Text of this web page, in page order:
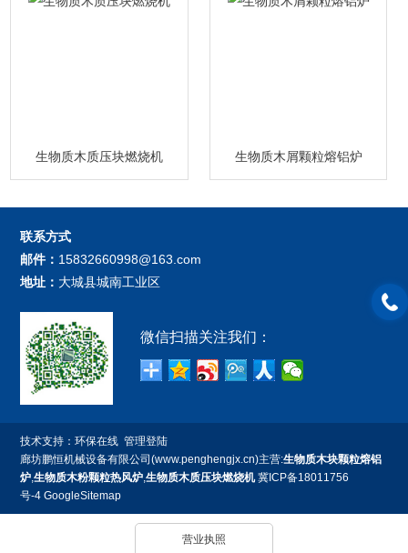
生物质木质压块燃烧机 生物质木屑颗粒熔铝炉
联系方式
邮件： 15832660998@163.com
地址： 大城县城南工业区
微信扫描关注我们：
技术支持：环保在线 管理登陆
廊坊鹏恒机械设备有限公司(www.penghengjx.cn)主营:生物质木块颗粒熔铝
炉 ,生物质木粉颗粒热风炉 ,生物质木质压块燃烧机 冀ICP备18011756
号-4 GoogleSitemap
营业执照